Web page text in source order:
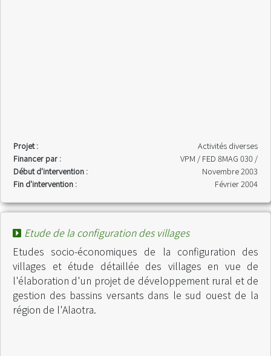
Projet :
Activités diverses
Financer par :
VPM / FED 8MAG 030 /
Début d'intervention :
Novembre 2003
Fin d'intervention :
Février 2004
Etude de la configuration des villages
Etudes socio-économiques de la configuration des
villages et étude détaillée des villages en vue de
l'élaboration d'un projet de développement rural et de
gestion des bassins versants dans le sud ouest de la
région de l'Alaotra.